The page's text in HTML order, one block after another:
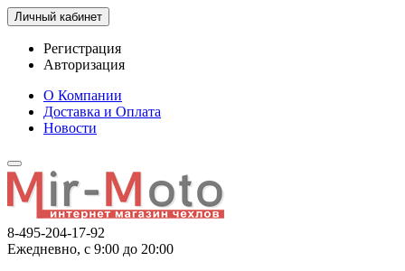
Личный кабинет
Регистрация
Авторизация
О Компании
Доставка и Оплата
Новости
8-495-204-17-92
Ежедневно, с 9:00 до 20:00